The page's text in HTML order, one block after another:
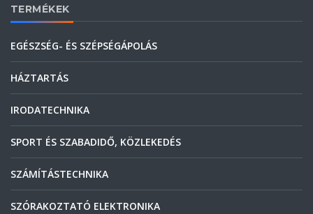
TERMÉKEK
EGÉSZSÉG- ÉS SZÉPSÉGÁPOLÁS
HÁZTARTÁS
IRODATECHNIKA
SPORT ÉS SZABADIDŐ, KÖZLEKEDÉS
SZÁMÍTÁSTECHNIKA
SZÓRAKOZTATÓ ELEKTRONIKA